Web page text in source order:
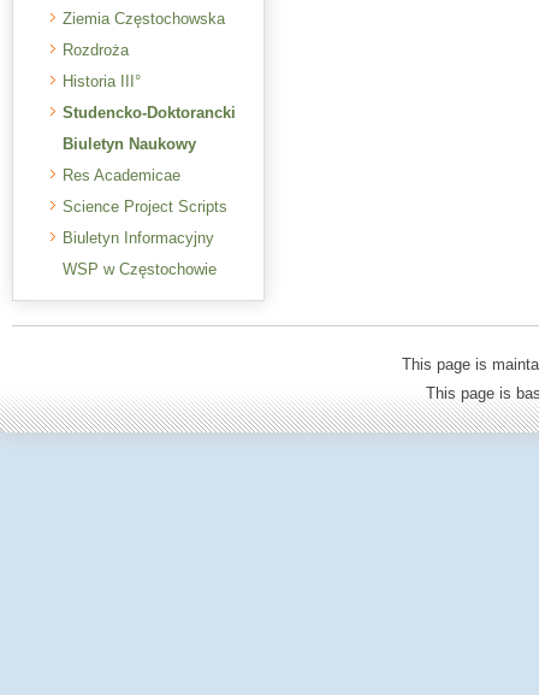
Ziemia Częstochowska
Rozdroża
Historia III°
Studencko-Doktorancki
Biuletyn Naukowy
Res Academicae
Science Project Scripts
Biuletyn Informacyjny
WSP w Częstochowie
This page is
This page is